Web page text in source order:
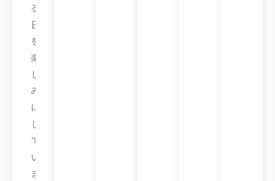
る
日
を
楽
し
み
に
し
て
い
ま